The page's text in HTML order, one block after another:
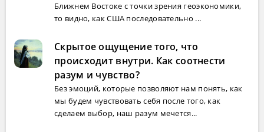
Ближнем Востоке с точки зрения геоэкономики,
то видно, как США последовательно ...
Скрытое ощущение того, что
происходит внутри. Как соотнести
разум и чувство?
Без эмоций, которые позволяют нам понять, как
мы будем чувствовать себя после того, как
сделаем выбор, наш разум мечется...